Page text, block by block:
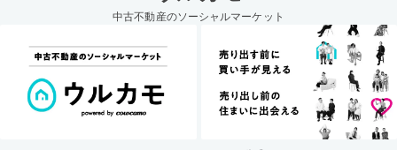
中古不動産のソーシャルマーケット